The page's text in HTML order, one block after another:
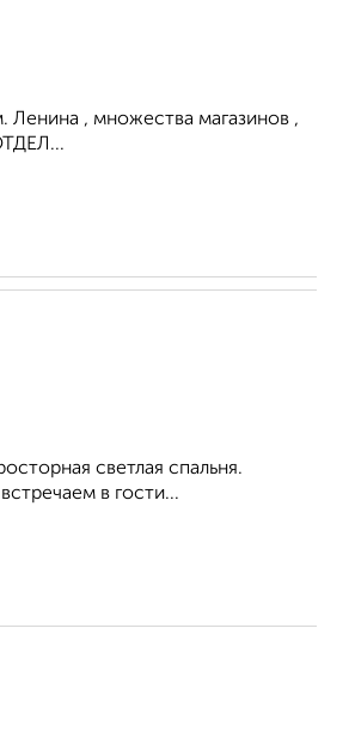
Ленина , множества магазинов ,
светлая спальня.
в гости...